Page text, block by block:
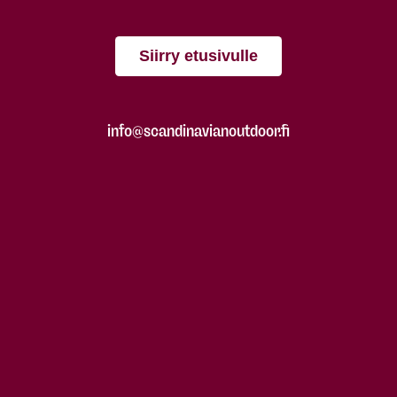
Siirry etusivulle
info@scandinavianoutdoor.fi